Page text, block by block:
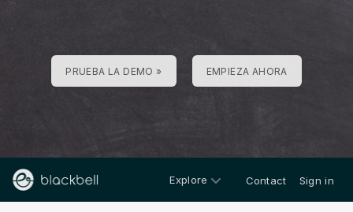
PRUEBA LA DEMO » EMPIEZA AHORA
Explore Contact Sign in